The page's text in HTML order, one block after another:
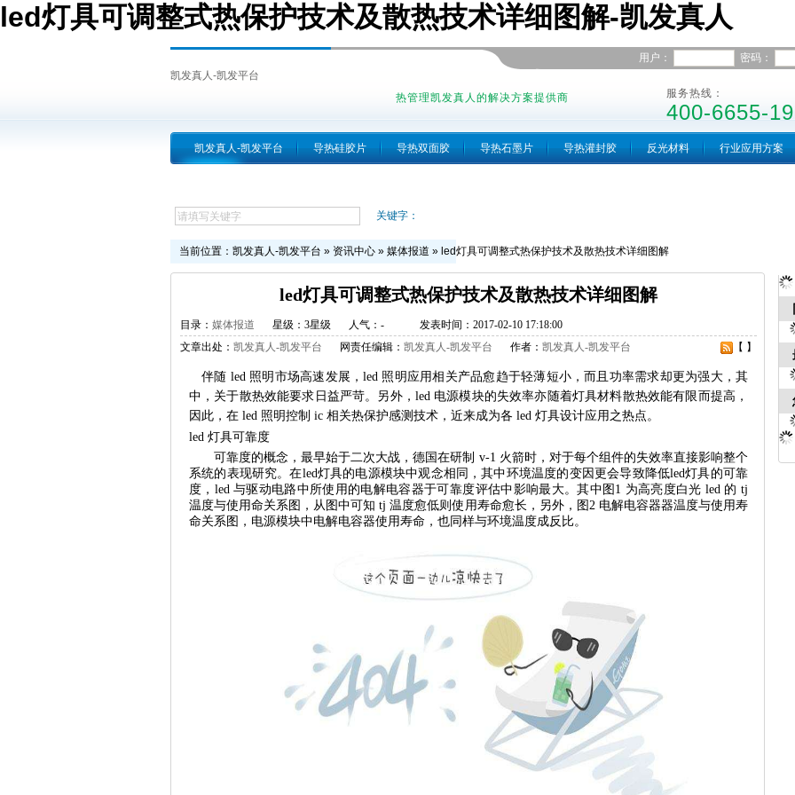
led灯具可调整式热保护技术及散热技术详细图解-凯发真人
用户： 密码：
凯发真人-凯发平台
热管理凯发真人的解决方案提供商
服务热线：
400-6655-
凯发真人-凯发平台 导热硅胶片 导热双面胶 导热石墨片 导热灌封胶 反光材料 行业应用方案
关键字：
当前位置： 凯发真人-凯发平台 » 资讯中心 » 媒体报道 » led灯具可调整式热保护技术及散热技术详细图解
led灯具可调整式热保护技术及散热技术详细图解
目录： 媒体报道 星级：3星级 人气： -
发表时间：2017-02-10 17:18:00
【 】
文章出处： 凯发真人-凯发平台 网责任编辑： 凯发真人-凯发平台 作者： 凯发真人-凯发平台
伴随 led 照明市场高速发展，led 照明应用相关产品愈趋于轻薄短小，而且功率需求却更为强大，其
中，关于散热效能要求日益严苛。另外，led 电源模块的失效率亦随着灯具材料散热效能有限而提高，
因此，在 led 照明控制 ic 相关热保护感测技术，近来成为各 led 灯具设计应用之热点。
led 灯具可靠度
可靠度的概念，最早始于二次大战，德国在研制 v-1 火箭时，对于每个组件的失效率直接影响整个
系统的表现研究。在led灯具的电源模块中观念相同，其中环境温度的变因更会导致降低led灯具的可靠
度，led 与驱动电路中所使用的电解电容器于可靠度评估中影响最大。其中图1 为高亮度白光 led 的 tj
温度与使用命关系图，从图中可知 tj 温度愈低则使用寿命愈长，另外，图2 电解电容器器温度与使用寿
命关系图，电源模块中电解电容器使用寿命，也同样与环境温度成反比。